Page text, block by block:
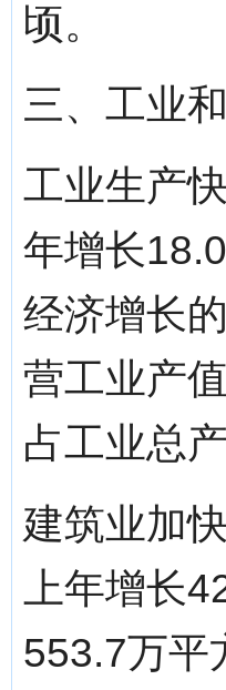
顷。
三、工业
工业生产
年增长
经济增长
营工业产
占工业总
建筑业加
上年增长
553.7万平